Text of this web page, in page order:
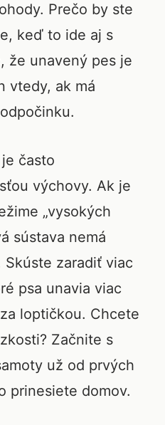
Prečo by ste
keď to ide aj s
že unavený pes je
vtedy, ak má
často
výchovy. Ak je
„vysokých
sústava nemá
zaradiť viac
psa unavia viac
loptičkou. Chcete
Začnite s
už od prvých
prinesiete domov.